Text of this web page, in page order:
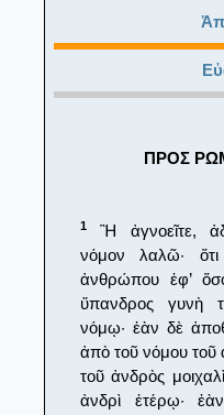
ΠΡΟΣ
1
Ἢ ἀγνοεῖτε,
νόμον λαλῶ·
ἀνθρώπου ἐφ’
ὕπανδρος γυνὴ
νόμῳ· ἐὰν δὲ
ἀπὸ τοῦ νόμου τοῦ
τοῦ ἀνδρὸς
ἀνδρὶ ἑτέρῳ·